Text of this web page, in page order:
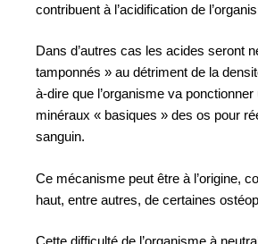
contribuent à l’acidification de
Dans d’autres cas les acides seront
tamponnés » au détriment de la
à-dire que l’organisme va
minéraux « basiques » des os pour
sanguin.
Ce mécanisme peut être à l’origine,
haut, entre autres, de certaines